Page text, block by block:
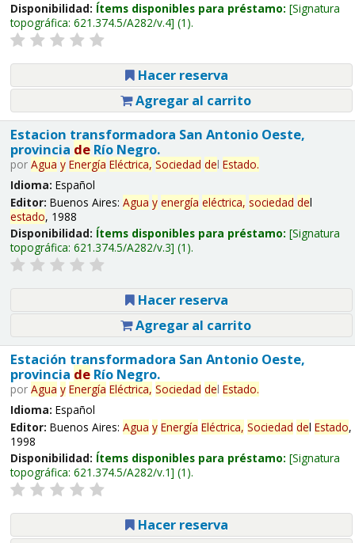
Disponibilidad: Ítems disponibles para préstamo: Signatura
topográfica: 621.374.5/A282/v.4 (1).
Hacer reserva
Agregar al carrito
Estacion transformadora San Antonio Oeste,
provincia deRío Negro.
por Agua y Energía Eléctrica, Sociedad del Estado.
Idioma: Español
Editor: Buenos Aires: Agua y energía eléctrica, sociedad del
estado, 1988
Disponibilidad: Ítems disponibles para préstamo: Signatura
topográfica: 621.374.5/A282/v.3 (1).
Hacer reserva
Agregar al carrito
Estación transformadora San Antonio Oeste,
provincia deRío Negro.
por Agua y Energía Eléctrica, Sociedad del Estado.
Idioma: Español
Editor: Buenos Aires: Agua y Energía Eléctrica, Sociedad del Estado,
1998
Disponibilidad: Ítems disponibles para préstamo: Signatura
topográfica: 621.374.5/A282/v.1 (1).
Hacer reserva